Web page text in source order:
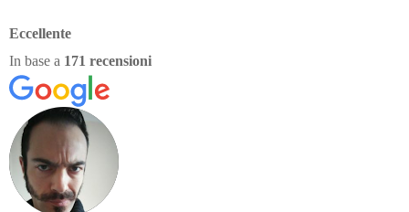
Eccellente
In base a 171 recensioni